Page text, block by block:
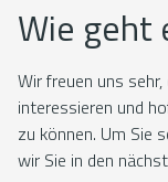
Wie geht
Wir freuen uns
interessieren und
zu können. Um Sie
wir Sie in den